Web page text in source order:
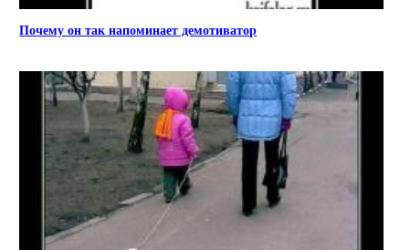
Почему он так напоминает демотиватор